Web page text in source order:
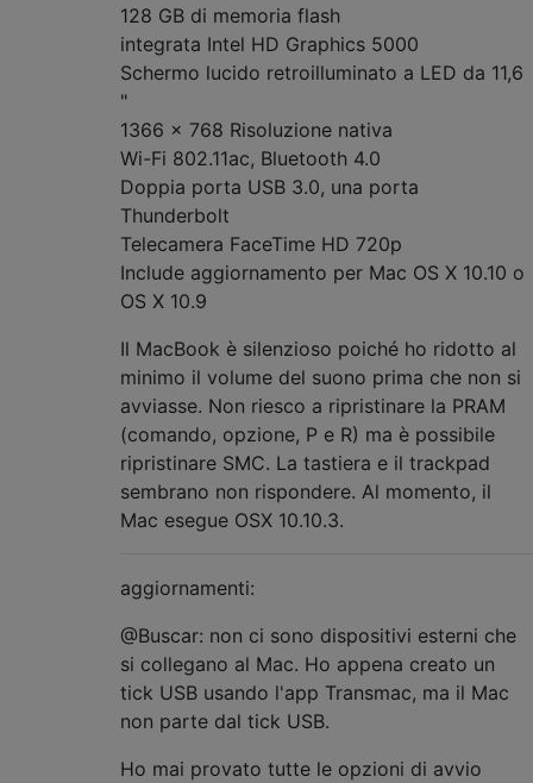
128 GB di memoria flash
integrata Intel HD Graphics 5000
Schermo lucido retroilluminato a LED da 11,6
"
1366 x 768 Risoluzione nativa
Wi-Fi 802.11ac, Bluetooth 4.0
Doppia porta USB 3.0, una porta
Thunderbolt
Telecamera FaceTime HD 720p
Include aggiornamento per Mac OS X 10.10 o
OS X 10.9
Il MacBook è silenzioso poiché ho ridotto al
minimo il volume del suono prima che non si
avviasse. Non riesco a ripristinare la PRAM
(comando, opzione, P e R) ma è possibile
ripristinare SMC. La tastiera e il trackpad
sembrano non rispondere. Al momento, il
Mac esegue OSX 10.10.3.
aggiornamenti:
@Buscar: non ci sono dispositivi esterni che
si collegano al Mac. Ho appena creato un
tick USB usando l'app Transmac, ma il Mac
non parte dal tick USB.
Ho mai provato tutte le opzioni di avvio